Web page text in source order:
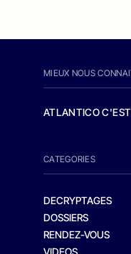
MIEUX NOUS
ATLANTICO
CATEGORIES
DECRYPTAGES
DOSSIERS
RENDEZ-VOUS
VIDEOS